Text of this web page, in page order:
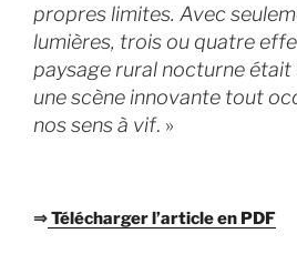
propres limites. Avec
lumières, trois ou quatre
paysage rural nocturne
une scène innovante tout
nos sens à vif. »
⇒Télécharger l’article en PDF